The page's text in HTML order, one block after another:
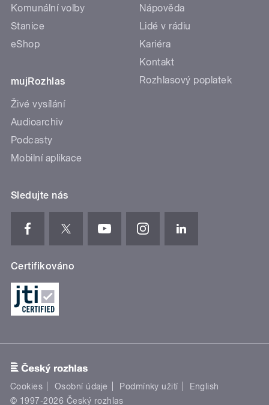
Komunální volby
Stanice
eShop
mujRozhlas
Živé vysílání
Audioarchiv
Podcasty
Mobilní aplikace
Nápověda
Lidé v rádiu
Kariéra
Kontakt
Rozhlasový poplatek
Sledujte nás
Certifikováno
Cookies Osobní údaje Podmínky užití
English
© 1997-2026 Český rozhlas